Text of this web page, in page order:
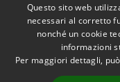
Accessibilità
Questo sito web
necessari al corretto
nonché un cookie
informazioni
Per maggiori dettagli,